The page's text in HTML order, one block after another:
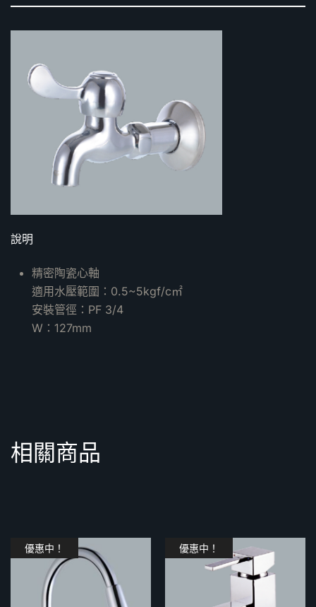
說明
精密陶瓷心軸
適用水壓範圍：0.5~5kgf/c㎡
安裝管徑：PF 3/4
W：127mm
相關商品
優惠中！ 優惠中！